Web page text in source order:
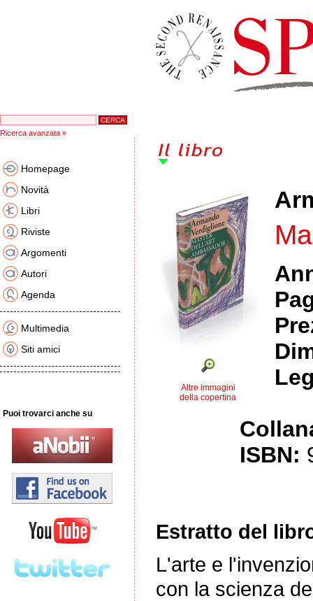
Ricerca avanzata »
Homepage
Novità
Libri
Riviste
Argomenti
Autori
Agenda
Multimedia
Siti amici
Puoi trovarci anche su
Altre immagini
della copertina
ISBN:
Estratto del
L'arte e
con la scienza